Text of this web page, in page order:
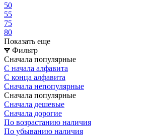
50
55
75
80
Показать еще
Фильтр
Сначала популярные
С начала алфавита
С конца алфавита
Сначала непопулярные
Сначала популярные
Сначала дешевые
Сначала дорогие
По возрастанию наличия
По убыванию наличия